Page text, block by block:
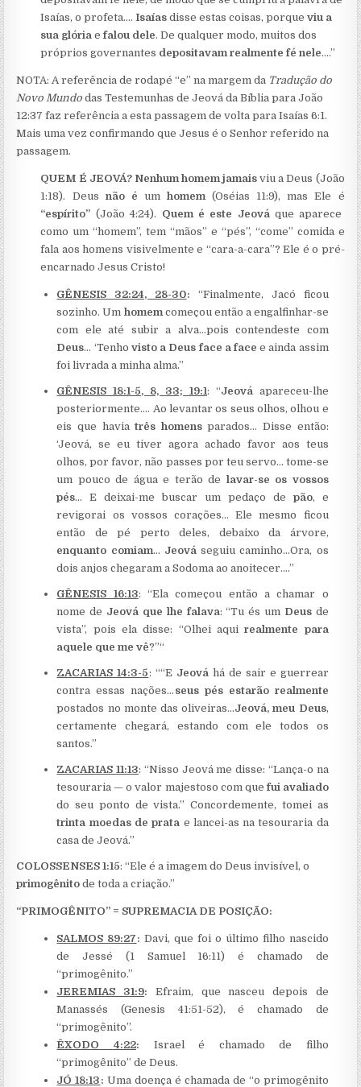
Isaías, o profeta….Isaías disse estas coisas, porqueviu a
sua glória efalou dele. De qualquer modo, muitos dos
próprios governantes depositavam realmente fé nele….”
NOTA: A referência de rodapé “e” na margem da Tradução do
Novo Mundo das Testemunhas de Jeová da Bíblia para João
12:37 faz referência a esta passagem de volta para Isaías 6:1.
Mais uma vez confirmando que Jesus é o Senhor referido na
passagem.
QUEM É JEOVÁ? Nenhum homem jamaisviu a Deus (João
1:18).
Deus não é umhomem(Oséias 11:9),
mas Ele é
“espírito” (João 4:24). Quem é este Jeováque aparece
como um “homem”, tem “mãos” e “pés”, “come” comida e
fala aos homens visivelmente e “cara-a-cara”? Ele é o pré-
encarnado Jesus Cristo!
GÊNESIS 32:24, 28-30: “Finalmente, Jacó ficou
sozinho. Um homemcomeçou então a engalfinhar-se
com ele até subir a alva…pois contendeste com
Deus… ‘Tenho visto a Deus face a face e ainda assim
foi livrada a minha alma.”
GÊNESIS 18:1-5, 8, 33; 19:1: “Jeováapareceu-lhe
posteriormente…. Ao levantar os seus olhos, olhou e
eis que haviatrês homensparados… Disse então:
‘Jeová, se eu tiver agora achado favor aos teus
olhos, por favor, não passes por teu servo… tome-se
um pouco de água e terão de lavar-se os vossos
pés… E deixai-me buscar um pedaço de pão, e
revigorai os vossos corações… Ele mesmo ficou
então de pé perto deles, debaixo da árvore,
enquanto comiam… Jeováseguiu caminho…Ora, os
dois anjos chegaram a Sodoma ao anoitecer….”
GÊNESIS 16:13: “Ela começou então a chamar o
nome de Jeová que lhe falava: “Tu és um Deusde
vista”, pois ela disse: “Olhei aquirealmente para
aquele que me vê?”“
ZACARIAS 14:3-5: ““E Jeováhá de sair e guerrear
contra essas nações… seus pés estarão realmente
postados no monte das oliveiras…Jeová, meu Deus,
certamente chegará, estando com ele todos os
santos.”
ZACARIAS 11:13: “Nisso Jeová me disse: “Lança-o na
tesouraria — o valor majestoso com quefui avaliado
do seu ponto de vista.” Concordemente, tomei as
trinta moedas de prata e lancei-as na tesouraria da
casa de Jeová.”
COLOSSENSES 1:15: “Ele é a imagem do Deus invisível, o
primogênito de toda a criação.”
“PRIMOGÊNITO” = SUPREMACIA DE POSIÇÃO:
SALMOS 89:27 : Davi, que foi o último filho nascido
de Jessé (1 Samuel 16:11) é chamado de
“primogênito.”
JEREMIAS 31:9: Efraim, que nasceu depois de
Manassés (Genesis 41:51-52), é chamado de
“primogênito”.
ÊXODO 4:22: Israel é chamado de filho
“primogênito” de Deus.
JÓ 18:13 : Uma doença é chamada de “o primogênito